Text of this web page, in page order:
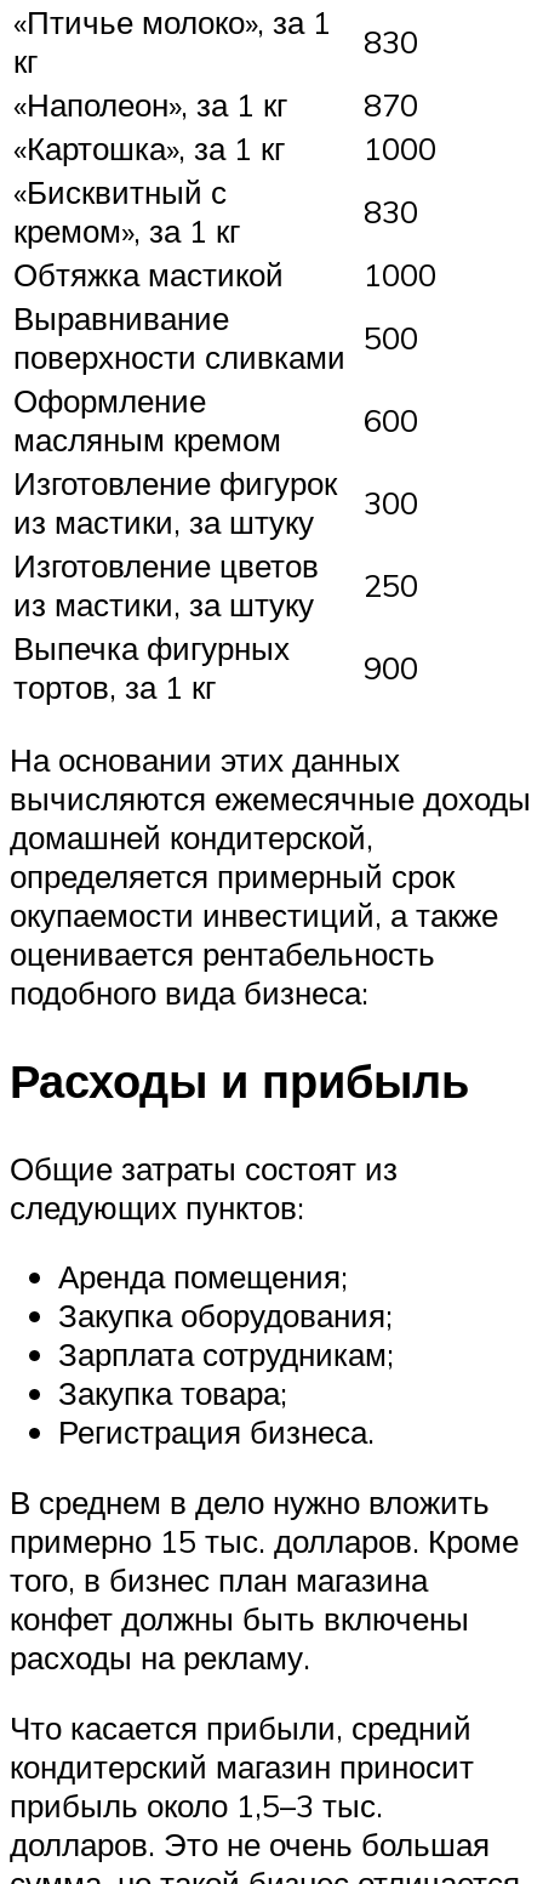
«Птичье молоко», за 1
кг
830
«Наполеон», за 1 кг
870
«Картошка», за 1 кг
1000
«Бисквитный с
кремом», за 1 кг
830
Обтяжка мастикой
1000
Выравнивание
поверхности сливками 500
Оформление
масляным кремом
600
Изготовление фигурок
из мастики, за штуку
300
Изготовление цветов
из мастики, за штуку
250
Выпечка фигурных
тортов, за 1 кг
900
На основании этих данных
вычисляются ежемесячные доходы
домашней кондитерской,
определяется примерный срок
окупаемости инвестиций, а также
оценивается рентабельность
подобного вида бизнеса:
Расходы и прибыль
Общие затраты состоят из
следующих пунктов:
Аренда помещения;
Закупка оборудования;
Зарплата сотрудникам;
Закупка товара;
Регистрация бизнеса.
В среднем в дело нужно вложить
примерно 15 тыс. долларов. Кроме
того, в бизнес план магазина
конфет должны быть включены
расходы на рекламу.
Что касается прибыли, средний
кондитерский магазин приносит
прибыль около 1,5–3 тыс.
долларов. Это не очень большая